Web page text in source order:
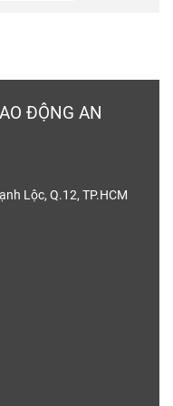
va đập mạnh.
dầu trơn trượt.
lựa chọn lý
môi trường
một cách tối
thép và đế
này mang lại
ĐỘNG AN
Lộc, Q.12, TP.HCM